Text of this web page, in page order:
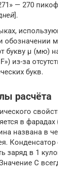
— 270
].
обозначении
букву µ (мю)
из-за
букв.
расчёта
в
названа в
Конденсатор
заряд в 1
С